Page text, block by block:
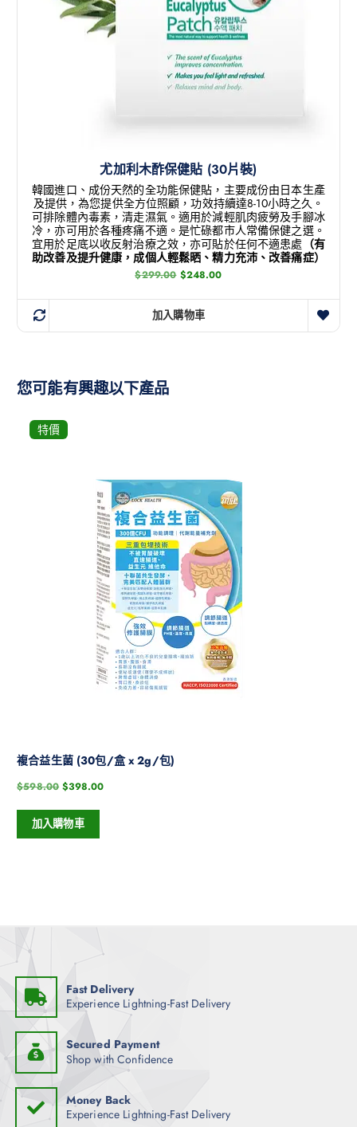
尤加利木酢保健貼 (30片裝)
韓國進口、成份天然的全功能保健貼，主要成份由日本生產
及提供，為您提供全方位照顧，功效持續達8-10小時之久。
可排除體內毒素，清走濕氣。適用於減輕肌肉疲勞及手腳冰
冷，亦可用於各種疼痛不適。是忙碌都市人常備保健之選。
宜用於足底以收反射治療之效，亦可貼於任何不適患處 （有
助改善及提升健康，成個人輕鬆晒、精力充沛、改善痛症）
$299.00 $248.00
加入購物車
您可能有興趣以下產品
特價
複合益生菌 (30包/盒 x 2g/包)
$598.00 $398.00
加入購物車
Fast Delivery
Experience Lightning-Fast Delivery
Secured Payment
Shop with Confidence
Money Back
Experience Lightning-Fast Delivery